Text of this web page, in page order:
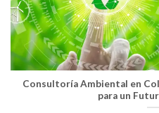
Consultoría Ambiental en
para un